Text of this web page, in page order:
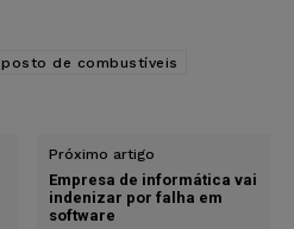
posto de combustíveis
Próximo artigo
Empresa de informática vai
indenizar por falha em
software